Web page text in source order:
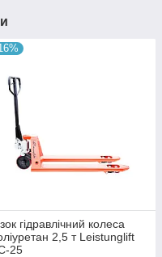
гідравлічний колеса
2,5 т Leistunglift
25